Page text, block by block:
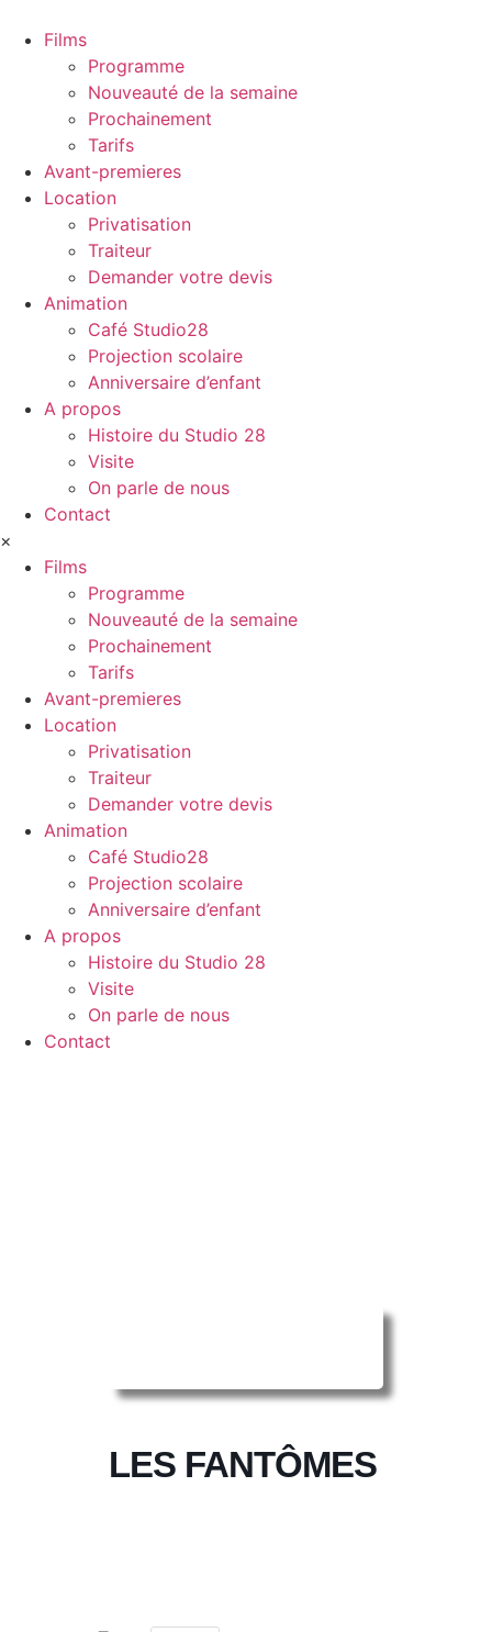
Films
Programme
Nouveauté de la semaine
Prochainement
Tarifs
Avant-premieres
Location
Privatisation
Traiteur
Demander votre devis
Animation
Café Studio28
Projection scolaire
Anniversaire d’enfant
A propos
Histoire du Studio 28
Visite
On parle de nous
Contact
×
Films
Programme
Nouveauté de la semaine
Prochainement
Tarifs
Avant-premieres
Location
Privatisation
Traiteur
Demander votre devis
Animation
Café Studio28
Projection scolaire
Anniversaire d’enfant
A propos
Histoire du Studio 28
Visite
On parle de nous
Contact
LES FANTÔMES